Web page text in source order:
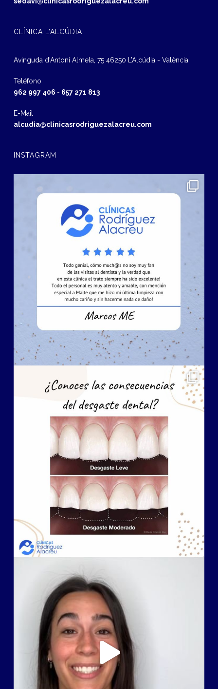
CLÍNICA L’ALCÚDIA
Avinguda d‘Antoni Almela, 75 46250 L’Alcúdia - València
Teléfono
962 997 406 - 657 271 813
E-Mail
alcudia@clinicasrodriguezalacreu.com
INSTAGRAM